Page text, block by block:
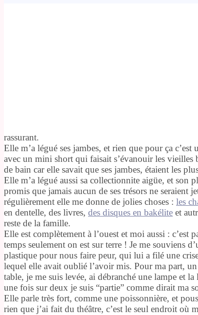
rassurant.
Elle m’a légué ses jambes, et rien que pour ça
avec un mini short qui faisait s’évanouir les
de bain car elle savait que ses jambes, étaient les
Elle m’a légué aussi sa collectionnite aigüe, et son
promis que jamais aucun de ses trésors ne seraient
régulièrement elle me donne de jolies choses : les
en dentelle, des livres, des disques en bakélite et
reste de la famille.
Elle est complètement à l’ouest et moi aussi : c’est
temps seulement on est sur terre ! Je me souviens
plastique pour nous faire peur, qui lui a filé une
lequel elle avait oublié l’avoir mis. Pour ma part,
table, je me suis levée, ai débranché une lampe et
une fois sur deux je suis “partie” comme dirait ma
Elle parle très fort, comme une poissonnière, et
rien que j’ai fait du théâtre, c’est le seul endroit où